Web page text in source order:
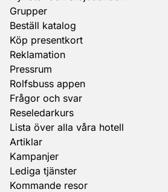
Grupper
Beställ katalog
Köp presentkort
Reklamation
Pressrum
Rolfsbuss appen
Frågor och svar
Reseledarkurs
Lista över alla våra hotell
Artiklar
Kampanjer
Lediga tjänster
Kommande resor